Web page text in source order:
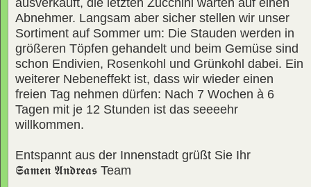
ausverkauft, die letzten Zucchini warten auf einen
Abnehmer. Langsam aber sicher stellen wir unser
Sortiment auf Sommer um: Die Stauden werden in
größeren Töpfen gehandelt und beim Gemüse sind
schon Endivien, Rosenkohl und Grünkohl dabei. Ein
weiterer Nebeneffekt ist, dass wir wieder einen
freien Tag nehmen dürfen: Nach 7 Wochen à 6
Tagen mit je 12 Stunden ist das seeeehr
willkommen.
Entspannt aus der Innenstadt grüßt Sie Ihr
𝕾𝖆𝖒𝖊𝖓 𝕬𝖓𝖉𝖗𝖊𝖆𝖘 Team